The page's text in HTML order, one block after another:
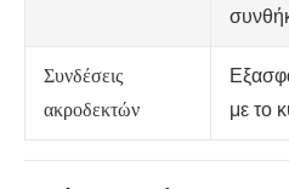
Συνδέσεις
ακροδεκτών
με το